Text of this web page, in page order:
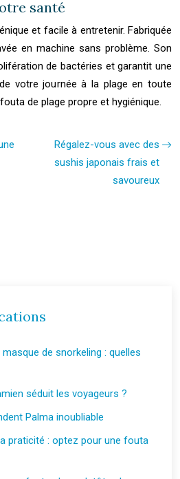
santé
et facile à entretenir. Fabriquée
en machine sans problème. Son
de bactéries et garantit une
votre journée à la plage en toute
de plage propre et hygiénique.
Régalez-vous avec des
sushis japonais frais et
savoureux
de snorkeling : quelles
séduit les voyageurs ?
Palma inoubliable
praticité : optez pour une fouta